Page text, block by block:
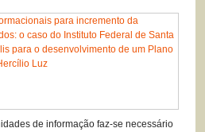
de informação faz-se necessário